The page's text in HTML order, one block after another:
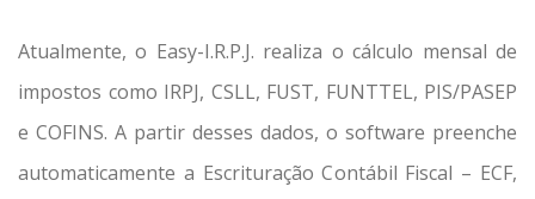
Atualmente, o Easy-I.R.P.J. realiza o cálculo mensal de
impostos como IRPJ, CSLL, FUST, FUNTTEL, PIS/PASEP
e COFINS. A partir desses dados, o software preenche
automaticamente a Escrituração Contábil Fiscal – ECF,